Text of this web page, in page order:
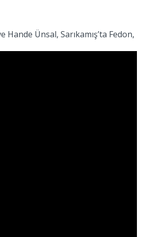
Ünsal, Sarıkamış’ta Fedon,